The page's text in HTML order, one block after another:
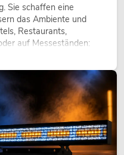
Sie schaffen eine
das Ambiente und
Restaurants,
auf Messeständen:
heute längst zum